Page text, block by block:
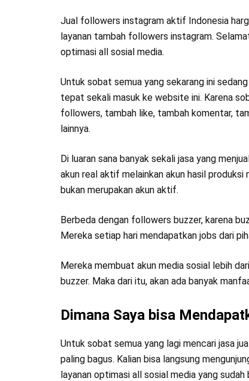
Jual followers instagram aktif Indonesia
layanan tambah followers instagram.
optimasi all sosial media.
Untuk sobat semua yang sekarang ini
tepat sekali masuk ke website ini. Karena
followers, tambah like, tambah komentar,
lainnya.
Di luaran sana banyak sekali jasa yang
akun real aktif melainkan akun hasil
bukan merupakan akun aktif.
Berbeda dengan followers buzzer, karena
Mereka setiap hari mendapatkan jobs dari
Mereka membuat akun media sosial lebih
buzzer. Maka dari itu, akan ada banyak
Dimana Saya bisa
Untuk sobat semua yang lagi mencari jasa
paling bagus. Kalian bisa langsung
layanan optimasi all sosial media yang